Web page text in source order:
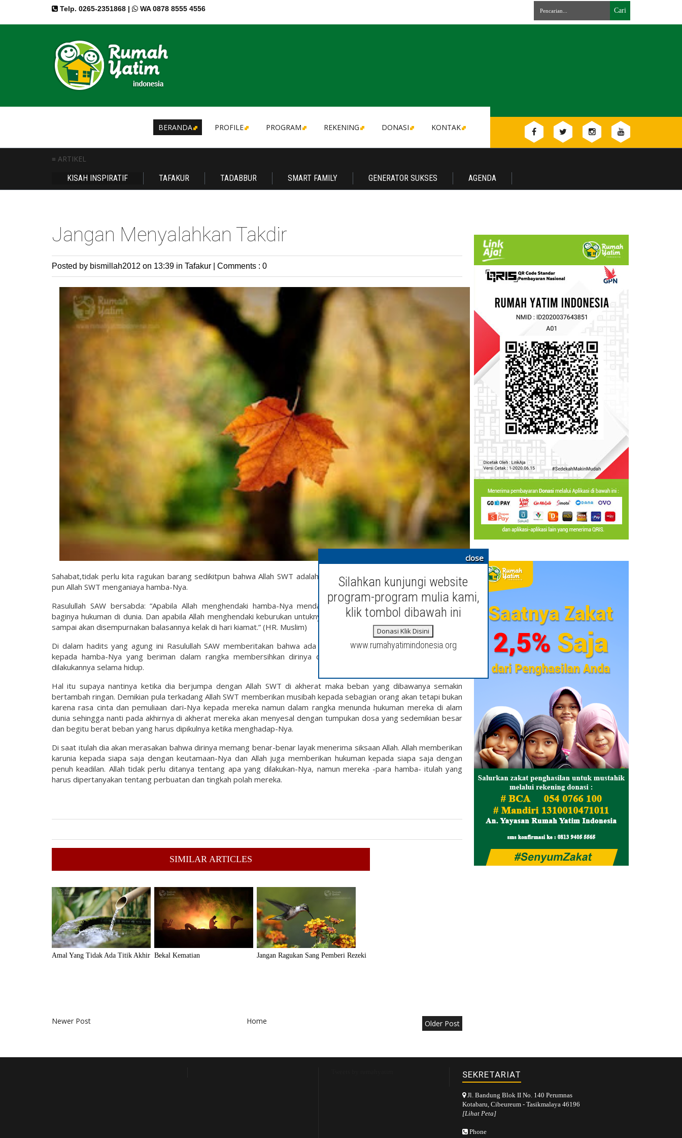
close
Silahkan kunjungi website
program-program mulia kami,
klik tombol dibawah ini
Donasi Klik Disini
www.rumahyatimindonesia.org
Telp. 0265-2351868 | WA 0878 8555 4556
BERANDA PROFILE PROGRAM REKENING DONASI KONTAK
≡ ARTIKEL
KISAH INSPIRATIF
TAFAKUR TADABBUR SMART FAMILY GENERATOR SUKSES AGENDA
Jangan Menyalahkan Takdir
Posted by bismillah2012 on 13:39 in Tafakur Comments : 0
Sahabat,tidak perlu kita ragukan barang sedikitpun bahwa Allah SWT adalah Dzat Yang Maha Bijaksana, tidak sedikit
pun Allah SWT menganiaya hamba-Nya.
Rasulullah SAW bersabda: “Apabila Allah menghendaki hamba-Nya mendapatkan kebaikan maka Allah segerakan
baginya hukuman di dunia. Dan apabila Allah menghendaki keburukan untuknya maka Allah akan menahan hukumannya
sampai akan disempurnakan balasannya kelak di hari kiamat.” (HR. Muslim)
Di dalam hadits yang agung ini Rasulullah SAW memberitakan bahwa ada kalanya Allah SWT memberikan musibah
kepada hamba-Nya yang beriman dalam rangka membersihkan dirinya dari kotoran-kotoran dosa yang pernah
dilakukannya selama hidup.
Hal itu supaya nantinya ketika dia berjumpa dengan Allah SWT di akherat maka beban yang dibawanya semakin
bertambah ringan. Demikian pula terkadang Allah SWT memberikan musibah kepada sebagian orang akan tetapi bukan
karena rasa cinta dan pemuliaan dari-Nya kepada mereka namun dalam rangka menunda hukuman mereka di alam
dunia sehingga nanti pada akhirnya di akherat mereka akan menyesal dengan tumpukan dosa yang sedemikian besar
dan begitu berat beban yang harus dipikulnya ketika menghadap-Nya.
Di saat itulah dia akan merasakan bahwa dirinya memang benar-benar layak menerima siksaan Allah. Allah memberikan
karunia kepada siapa saja dengan keutamaan-Nya dan Allah juga memberikan hukuman kepada siapa saja dengan
penuh keadilan. Allah tidak perlu ditanya tentang apa yang dilakukan-Nya, namun mereka -para hamba- itulah yang
harus dipertanyakan tentang perbuatan dan tingkah polah mereka.
SIMILAR ARTICLES
Amal Yang Tidak Ada Titik Akhir Bekal Kematian Jangan Ragukan Sang Pemberi Rezeki
Newer Post Older Post
Home
SEKRETARIAT
Jl. Bandung Blok II No. 140 Perumnas
Kotabaru, Cibeureum - Tasikmalaya 46196
[Lihat Peta]
Phone